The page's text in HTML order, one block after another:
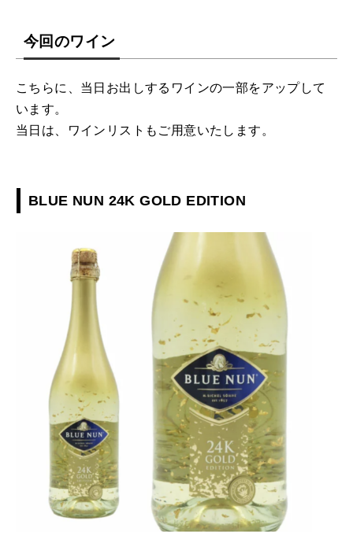
今回のワイン
こちらに、当日お出しするワインの一部をアップして
います。
当日は、ワインリストもご用意いたします。
BLUE NUN 24K GOLD EDITION